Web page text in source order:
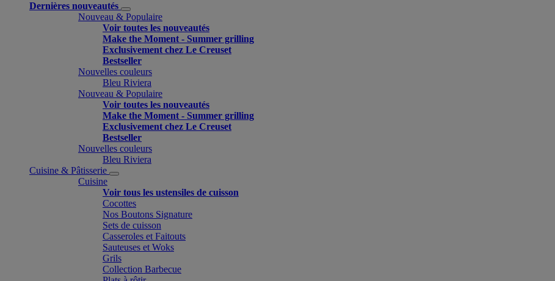
Dernières nouveautés
Nouveau & Populaire
Voir toutes les nouveautés
Make the Moment - Summer grilling
Exclusivement chez Le Creuset
Bestseller
Nouvelles couleurs
Bleu Riviera
Nouveau & Populaire
Voir toutes les nouveautés
Make the Moment - Summer grilling
Exclusivement chez Le Creuset
Bestseller
Nouvelles couleurs
Bleu Riviera
Cuisine & Pâtisserie
Cuisine
Voir tous les ustensiles de cuisson
Cocottes
Nos Boutons Signature
Sets de cuisson
Casseroles et Faitouts
Sauteuses et Woks
Grils
Collection Barbecue